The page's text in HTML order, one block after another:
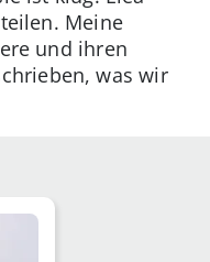
Meine
und ihren
was wir